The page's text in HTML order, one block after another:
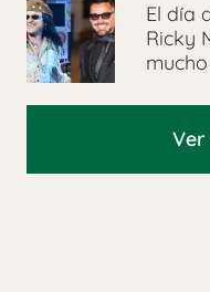
El día
Ricky